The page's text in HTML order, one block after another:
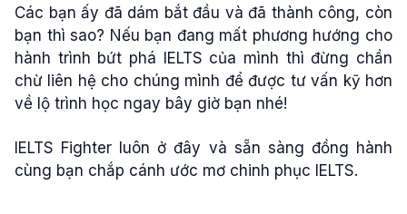
Các bạn ấy đã dám bắt đầu và đã thành công, còn
bạn thì sao? Nếu bạn đang mất phương hướng cho
hành trình bứt phá IELTS của mình thì đừng chần
chừ liên hệ cho chúng mình để được tư vấn kỹ hơn
về lộ trình học ngay bây giờ bạn nhé!
IELTS Fighter luôn ở đây và sẵn sàng đồng hành
cùng bạn chắp cánh ước mơ chinh phục IELTS.